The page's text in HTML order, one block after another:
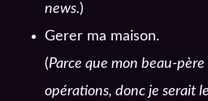
news.)
Gerer ma maison.
(Parce que mon beau-
opérations, donc je serait